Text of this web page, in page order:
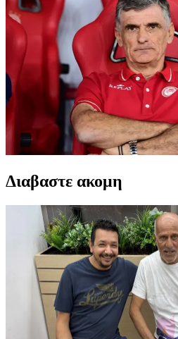
Διαβαστε ακομη